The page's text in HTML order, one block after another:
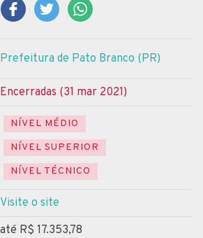
Prefeitura de Pato Branco (PR)
Encerradas (31 mar 2021)
NÍVEL MÉDIO
NÍVEL SUPERIOR
NÍVEL TÉCNICO
Visite o site
até R$ 17.353,78